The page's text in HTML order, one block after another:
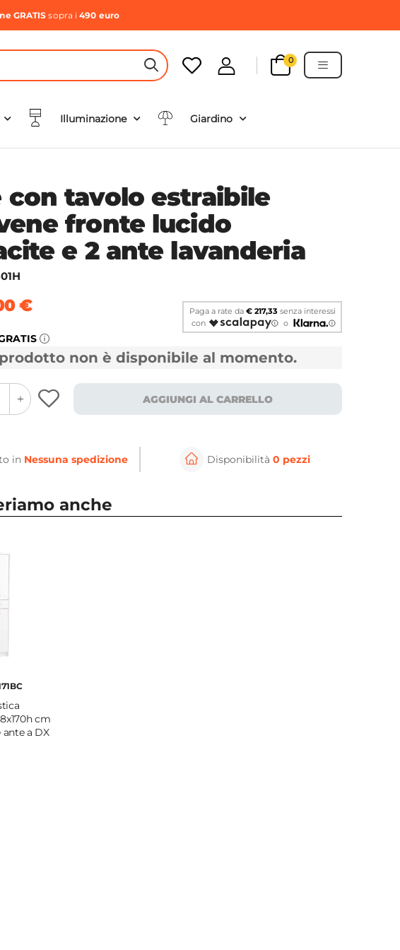
GRATIS sopra i490 euro
HEADER SEARCH BUTTON
0
Illuminazione Giardino
⚲ Clicca per ingrandire
con tavolo estraibile
fronte lucido
e 2 ante lavanderia
€ Paga a rate da € 217,33 senza interessi
con
o
non è disponibile al momento.
quantity
minus
button
AGGIUNGI AL CARRELLO
in Nessuna spedizione Disponibilità 0 pezzi
anche
cm
a DX